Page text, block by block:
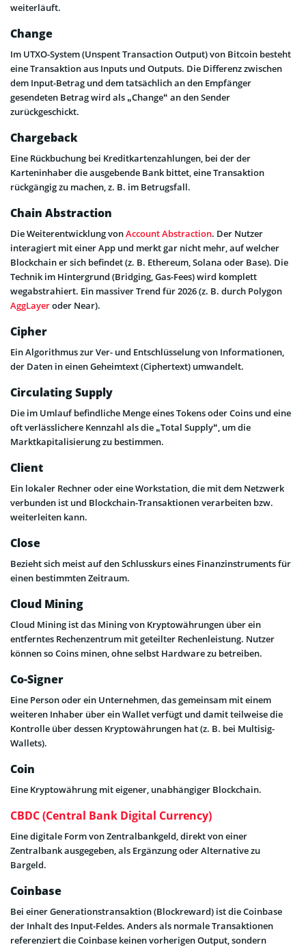
weiterläuft.
Change
Im UTXO-System (Unspent Transaction Output) von Bitcoin besteht
eine Transaktion aus Inputs und Outputs. Die Differenz zwischen
dem Input-Betrag und dem tatsächlich an den Empfänger
gesendeten Betrag wird als „Change“ an den Sender
zurückgeschickt.
Chargeback
Eine Rückbuchung bei Kreditkartenzahlungen, bei der der
Karteninhaber die ausgebende Bank bittet, eine Transaktion
rückgängig zu machen, z. B. im Betrugsfall.
Chain Abstraction
Die Weiterentwicklung vonAccount Abstraction. Der Nutzer
interagiert mit einer App und merkt gar nicht mehr, auf welcher
Blockchain er sich befindet (z. B. Ethereum, Solana oder Base). Die
Technik im Hintergrund (Bridging, Gas-Fees) wird komplett
wegabstrahiert. Ein massiver Trend für 2026 (z. B. durch Polygon
AggLayeroder Near).
Cipher
Ein Algorithmus zur Ver- und Entschlüsselung von Informationen,
der Daten in einen Geheimtext (Ciphertext) umwandelt.
Circulating Supply
Die im Umlauf befindliche Menge eines Tokens oder Coins und eine
oft verlässlichere Kennzahl als die „Total Supply“, um die
Marktkapitalisierung zu bestimmen.
Client
Ein lokaler Rechner oder eine Workstation, die mit dem Netzwerk
verbunden ist und Blockchain-Transaktionen verarbeiten bzw.
weiterleiten kann.
Close
Bezieht sich meist auf den Schlusskurs eines Finanzinstruments für
einen bestimmten Zeitraum.
Cloud Mining
Cloud Mining ist das Mining von Kryptowährungen über ein
entferntes Rechenzentrum mit geteilter Rechenleistung. Nutzer
können so Coins minen, ohne selbst Hardware zu betreiben.
Co-Signer
Eine Person oder ein Unternehmen, das gemeinsam mit einem
weiteren Inhaber über ein Wallet verfügt und damit teilweise die
Kontrolle über dessen Kryptowährungen hat (z. B. bei Multisig-
Wallets).
Coin
Eine Kryptowährung mit eigener, unabhängiger Blockchain.
CBDC (Central Bank Digital Currency)
Eine digitale Form von Zentralbankgeld, direkt von einer
Zentralbank ausgegeben, als Ergänzung oder Alternative zu
Bargeld.
Coinbase
Bei einer Generationstransaktion (Blockreward) ist die Coinbase
der Inhalt des Input-Feldes. Anders als normale Transaktionen
referenziert die Coinbase keinen vorherigen Output, sondern